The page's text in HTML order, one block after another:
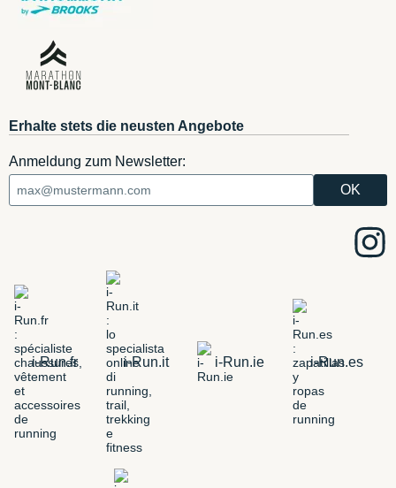
Erhalte stets die neusten Angebote
Anmeldung zum Newsletter:
i-Run.fr i-Run.it i-Run.ie i-Run.es